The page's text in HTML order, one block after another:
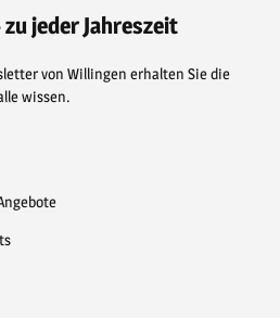
jeder Jahreszeit
von Willingen erhalten Sie die
wissen.